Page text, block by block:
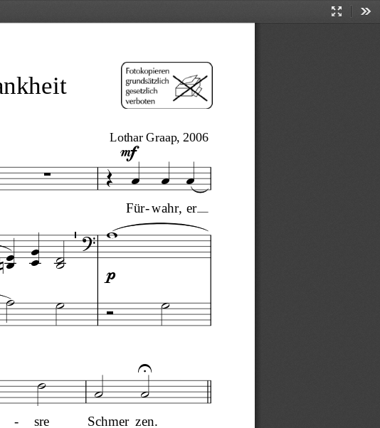
Lothar Graap, 2006
mf
Für

wahr,

-er



 



p

sre
- Schmer

zen.
